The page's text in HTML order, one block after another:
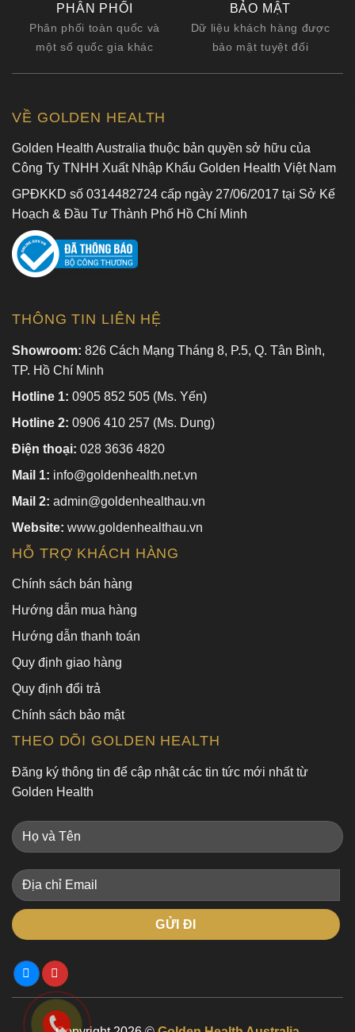
PHÂN PHỐI
Phân phối toàn quốc và
một số quốc gia khác
BẢO MẬT
Dữ liệu khách hàng được
bảo mật tuyệt đối
VỀ GOLDEN HEALTH
Golden Health Australia thuộc bản quyền sở hữu của
Công Ty TNHH Xuất Nhập Khẩu Golden Health Việt Nam
GPĐKKD số 0314482724 cấp ngày 27/06/2017 tại Sở Kế
Hoạch & Đầu Tư Thành Phố Hồ Chí Minh
THÔNG TIN LIÊN HỆ
Showroom: 826 Cách Mạng Tháng 8, P.5, Q. Tân Bình,
TP. Hồ Chí Minh
Hotline 1: 0905 852 505 (Ms. Yến)
Hotline 2: 0906 410 257 (Ms. Dung)
Điện thoại: 028 3636 4820
Mail 1: info@goldenhealth.net.vn
Mail 2: admin@goldenhealthau.vn
Website: www.goldenhealthau.vn
HỖ TRỢ KHÁCH HÀNG
Chính sách bán hàng
Hướng dẫn mua hàng
Hướng dẫn thanh toán
Quy định giao hàng
Quy định đổi trả
Chính sách bảo mật
THEO DÕI GOLDEN HEALTH
Đăng ký thông tin để cập nhật các tin tức mới nhất từ
Golden Health